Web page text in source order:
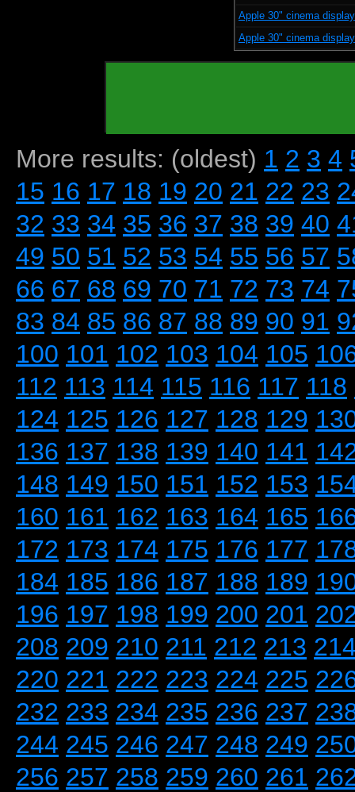
Apple 30" cinema display
Apple 30" cinema display
More results: (oldest) 1 2 3 4
15 16 17 18 19 20 21 22 23
32 33 34 35 36 37 38 39 40
49 50 51 52 53 54 55 56 57
66 67 68 69 70 71 72 73 74
83 84 85 86 87 88 89 90 91
100 101 102 103 104 105
112 113 114 115 116 117 118
124 125 126 127 128 129
136 137 138 139 140 141
148 149 150 151 152 153
160 161 162 163 164 165
172 173 174 175 176 177
184 185 186 187 188 189
196 197 198 199 200 201
208 209 210 211 212 213
220 221 222 223 224 225
232 233 234 235 236 237
244 245 246 247 248 249
256 257 258 259 260 261